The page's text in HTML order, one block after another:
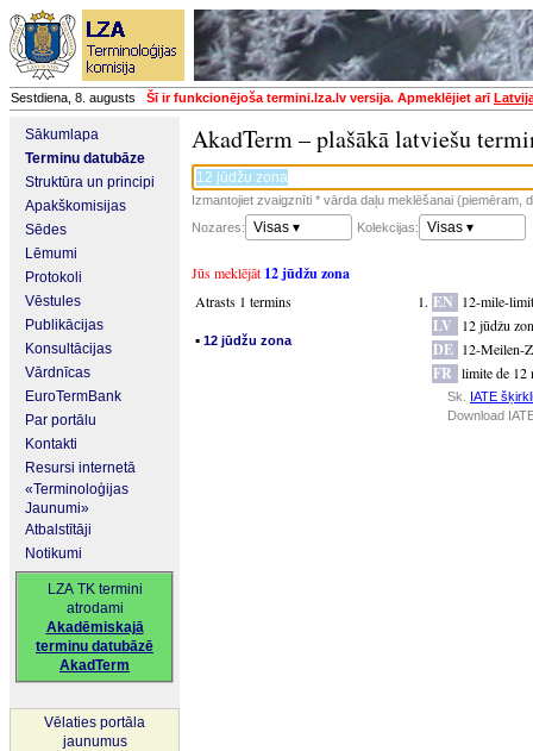
Sestdiena, 8. augusts Šī ir funkcionējoša termini.lza.lv versija. Apmeklējiet arī
Sākumlapa
Terminu datubāze
Struktūra un principi
Apakškomisijas
Sēdes
Lēmumi
Protokoli
Vēstules
Publikācijas
Konsultācijas
Vārdnīcas
EuroTermBank
Par portālu
Kontakti
Resursi internetā
«Terminoloģijas
Jaunumi»
Atbalstītāji
Notikumi
LZA TK termini
atrodami
Akadēmiskajā
terminu datubāzē
AkadTerm
Vēlaties portāla
jaunumus
AkadTerm – plašākā latviešu
Izmantojiet zvaigznīti * vārda daļu meklēšanai (piemēram,
Nozares:
Visas ▾ Kolekcijas: Visas ▾
Jūs meklējāt 12 jūdžu zona
Atrasts 1 termins
▪ 12 jūdžu zona
EN 12-mile-limit
LV 12 jūdžu
DE 12-Meilen-
FR limite de 12
Sk. IATE šķirkli
Download